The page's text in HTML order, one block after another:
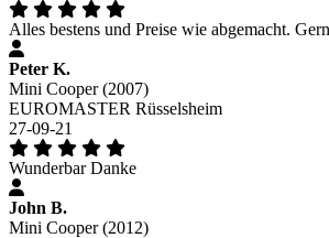
Alles bestens und Preise wie abgemacht.
Peter K.
Mini Cooper (2007)
EUROMASTER Rüsselsheim
27-09-21
Wunderbar Danke
John B.
Mini Cooper (2012)